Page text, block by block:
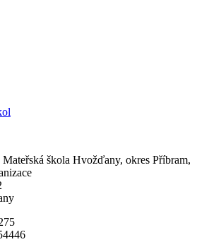
škola Hvožďany, okres Příbram,